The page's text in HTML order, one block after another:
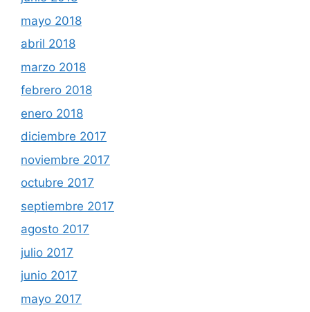
mayo 2018
abril 2018
marzo 2018
febrero 2018
enero 2018
diciembre 2017
noviembre 2017
octubre 2017
septiembre 2017
agosto 2017
julio 2017
junio 2017
mayo 2017